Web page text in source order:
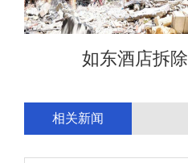
如东酒店拆除
相关新闻